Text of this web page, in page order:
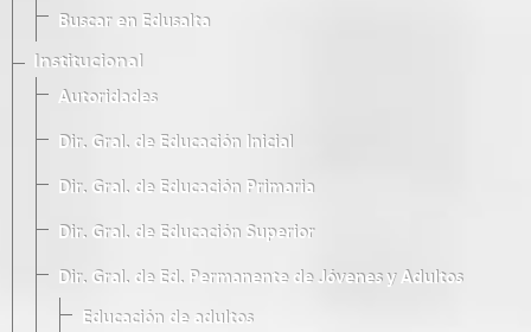
Buscar en Edusalta
Institucional
Autoridades
Dir. Gral. de Educación Inicial
Dir. Gral. de Educación Primaria
Dir. Gral. de Educación Superior
Dir. Gral. de Ed. Permanente de Jóvenes y Adultos
Educación de adultos